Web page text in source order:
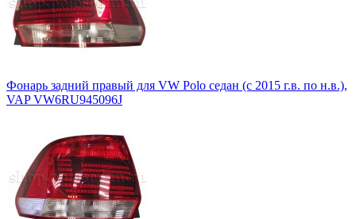
Фонарь задний правый для VW Polo седан (с 2015 г.в. по н.в.),
VAP VW6RU945096J